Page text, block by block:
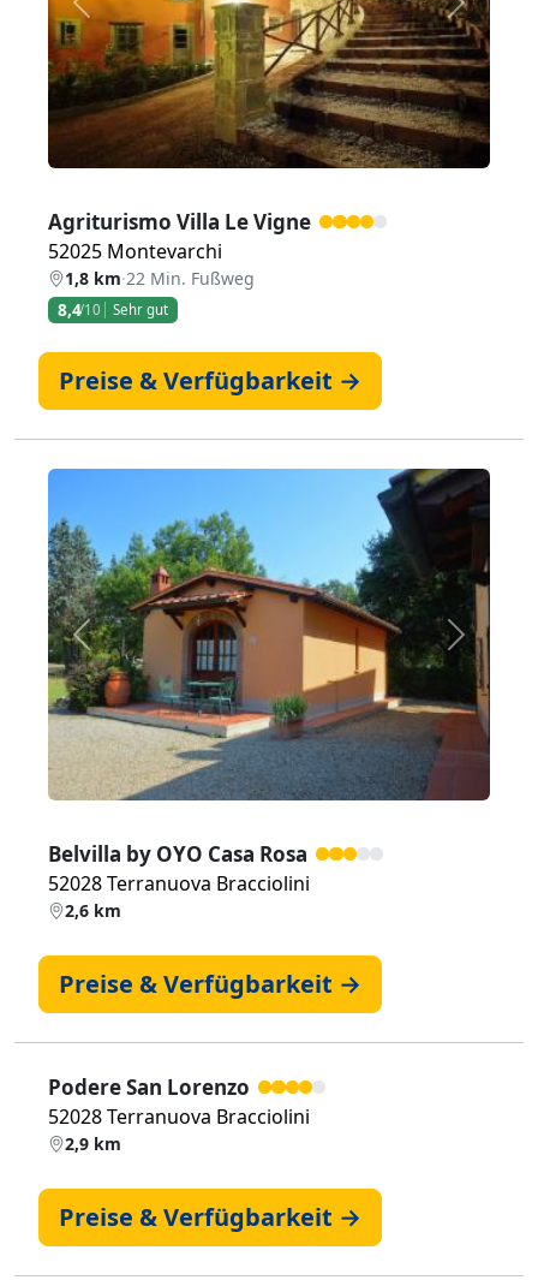
Zurück Weiter
Agriturismo Villa Le Vigne
52025 Montevarchi
1,8 km·22 Min. Fußweg
8,4/10 Sehr gut
Preise & Verfügbarkeit →
Zurück Weiter
Belvilla by OYO Casa Rosa
52028 Terranuova Bracciolini
2,6 km
Preise & Verfügbarkeit →
Podere San Lorenzo
52028 Terranuova Bracciolini
2,9 km
Preise & Verfügbarkeit →